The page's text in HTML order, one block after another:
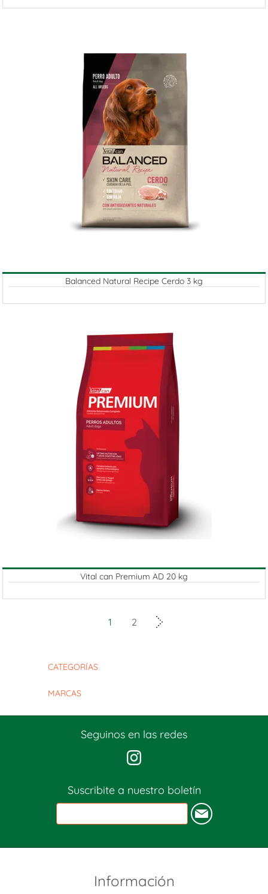
Balanced Natural Recipe Cerdo 3 kg
Vital can Premium AD 20 kg
1 2
CATEGORÍAS
MARCAS
Seguinos en las redes
Suscribite a nuestro boletín
Información